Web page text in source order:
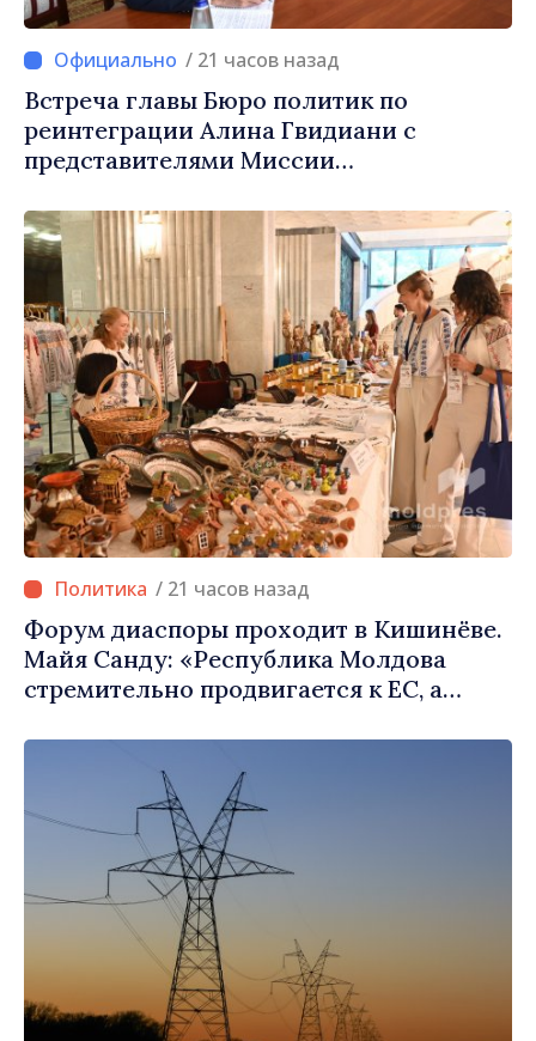
/ 21 часов назад
Встреча главы Бюро политик по
реинтеграции Алина Гвидиани с
представителями Миссии
Креста в Молдове
/ 21 часов назад
Форум диаспоры проходит в Кишинёве.
Майя Санду: «Республика Молдова
стремительно продвигается к ЕС, а
продвижении и поддержке этого пути»